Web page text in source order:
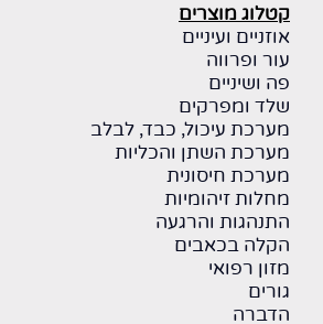
קטלוג מוצרים
אוזניים ועיניים
עור ופרווה
פה ושיניים
שלד ומפרקים
מערכת עיכול, כבד, לבלב
מערכת השתן והכליות
מערכת חיסונית
מחלות זיהומיות
התנהגות והרגעה
הקלה בכאבים
מזון רפואי
גורים
הדברה